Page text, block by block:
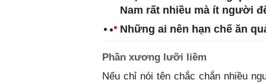
Nam rất nhiều mà ít người
Những ai nên hạn chế ăn
Phần xương lưỡi liềm
Nếu chỉ nói tên chắc chắn nhiều